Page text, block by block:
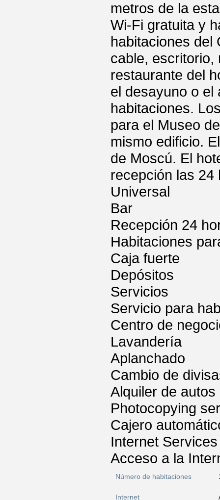
metros de la
Wi-Fi gratuita y
habitaciones del
cable, escritorio,
restaurante del
el desayuno o el
habitaciones.
para el Museo
mismo edificio.
de Moscú. El
recepción las 24
Universal
Bar
Recepción 24
Habitaciones
Caja fuerte
Depósitos
Servicios
Servicio para
Centro de
Lavandería
Aplanchado
Cambio de
Alquiler de autos
Photocopying
Cajero
Internet Services
Acceso a la
Número de habitaciones
Internet